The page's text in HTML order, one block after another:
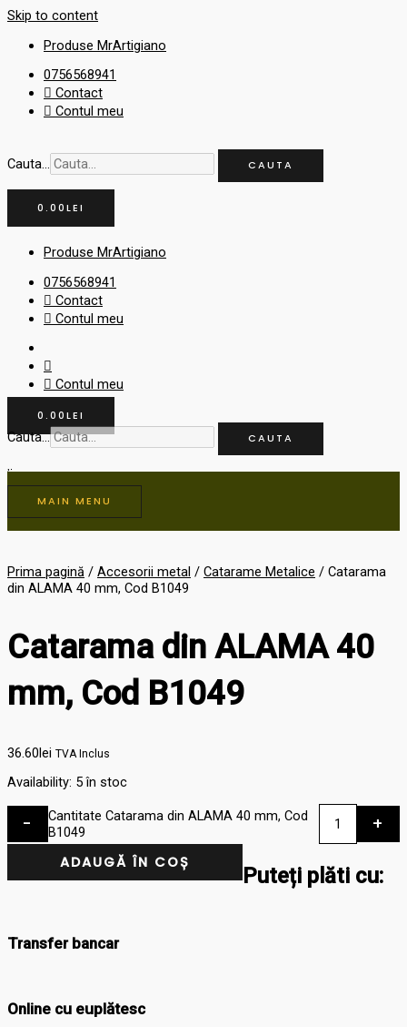
Skip to content
Produse MrArtigiano
0756568941
Contact
Contul meu
Cauta... CAUTA
0.00 LEI
Produse MrArtigiano
0756568941
Contact
Contul meu
Contul meu
0.00 LEI
Cauta... CAUTA
MAIN MENU
Prima pagină / Accesorii metal / Catarame Metalice / Catarama
din ALAMA 40 mm, Cod B1049
Catarama din ALAMA 40
mm, Cod B1049
36.60lei TVA Inclus
Availability: 5 în stoc
-
Cantitate Catarama din ALAMA 40 mm, Cod
B1049
+
ADAUGĂ ÎN COȘ
Puteți plăti cu:
Transfer bancar
Online cu euplătesc